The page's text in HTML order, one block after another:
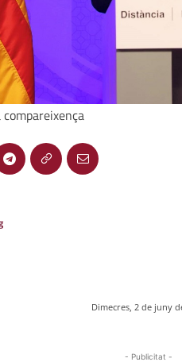
Dimecres, 2 de juny
- Publicitat -